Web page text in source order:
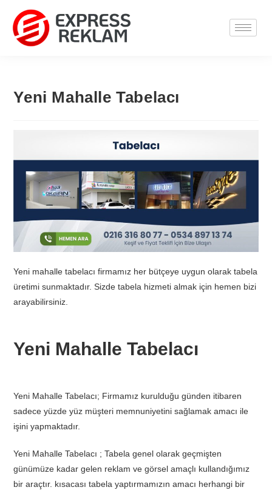
Yeni Mahalle Tabelacı
Yeni mahalle tabelacı firmamız her bütçeye uygun olarak tabela
üretimi sunmaktadır. Sizde tabela hizmeti almak için hemen bizi
arayabilirsiniz.
Yeni Mahalle Tabelacı
Yeni Mahalle Tabelacı; Firmamız kurulduğu günden itibaren
sadece yüzde yüz müşteri memnuniyetini sağlamak amacı ile
işini yapmaktadır.
Yeni Mahalle Tabelacı ; Tabela genel olarak geçmişten
günümüze kadar gelen reklam ve görsel amaçlı kullandığımız
bir araçtır. kısacası tabela yaptırmamızın amacı herhangi bir